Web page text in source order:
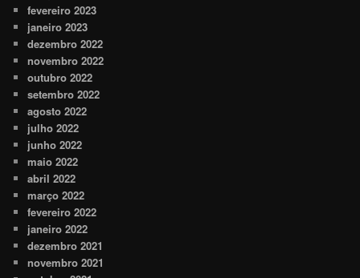
fevereiro 2023
janeiro 2023
dezembro 2022
novembro 2022
outubro 2022
setembro 2022
agosto 2022
julho 2022
junho 2022
maio 2022
abril 2022
março 2022
fevereiro 2022
janeiro 2022
dezembro 2021
novembro 2021